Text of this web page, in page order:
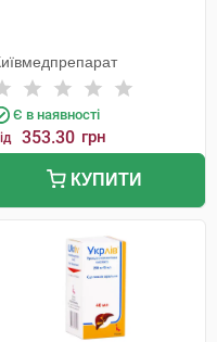
Є в наявності
353.30 грн
КУПИТИ